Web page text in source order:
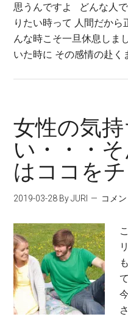
思うんですよ どんな人
りたい時って 人間だか
んな時こそ一旦休息しま
いた時に その感情の赴く
女性の気
い・・・
はココをチ
2019-03-28 By JURI コメ